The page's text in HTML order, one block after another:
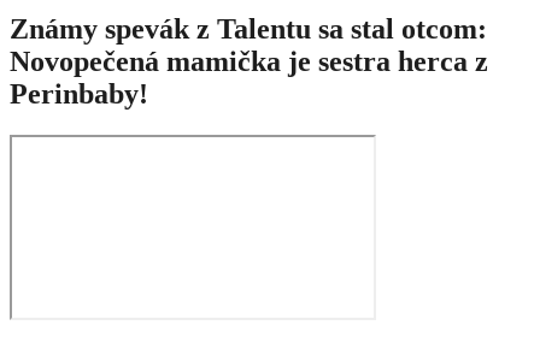
Známy spevák z Talentu sa stal otcom:
Novopečená mamička je sestra herca z
Perinbaby!